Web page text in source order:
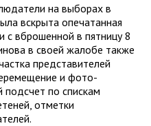
на выборах в
вскрыта опечатанная
с вброшенной в пятницу 8
в своей жалобе также
представителей
и фото-
по спискам
отметки